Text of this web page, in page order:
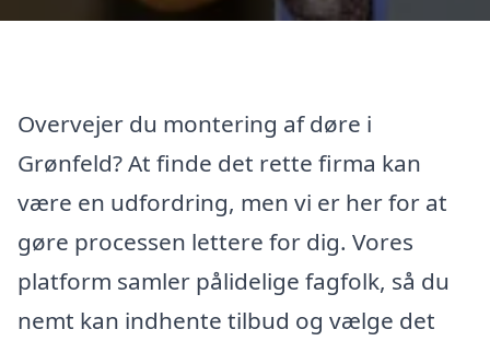
Overvejer du montering af døre i
Grønfeld? At finde det rette firma kan
være en udfordring, men vi er her for at
gøre processen lettere for dig. Vores
platform samler pålidelige fagfolk, så du
nemt kan indhente tilbud og vælge det